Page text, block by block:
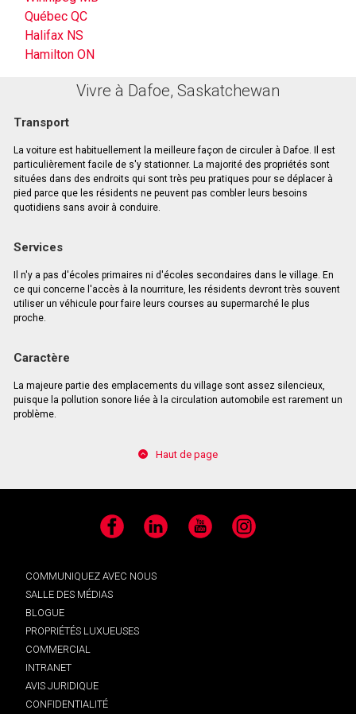
Québec QC
Halifax NS
Hamilton ON
Vivre à Dafoe, Saskatchewan
Transport
La voiture est habituellement la meilleure façon de circuler à Dafoe. Il est
particulièrement facile de s'y stationner. La majorité des propriétés sont
situées dans des endroits qui sont très peu pratiques pour se déplacer à
pied parce que les résidents ne peuvent pas combler leurs besoins
quotidiens sans avoir à conduire.
Services
Il n'y a pas d'écoles primaires ni d'écoles secondaires dans le village. En
ce qui concerne l'accès à la nourriture, les résidents devront très souvent
utiliser un véhicule pour faire leurs courses au supermarché le plus
proche.
Caractère
La majeure partie des emplacements du village sont assez silencieux,
puisque la pollution sonore liée à la circulation automobile est rarement un
problème.
Haut de page
Facebook LinkedIn YouTube Instagram
COMMUNIQUEZ AVEC NOUS
SALLE DES MÉDIAS
BLOGUE
PROPRIÉTÉS LUXUEUSES
COMMERCIAL
INTRANET
AVIS JURIDIQUE
CONFIDENTIALITÉ